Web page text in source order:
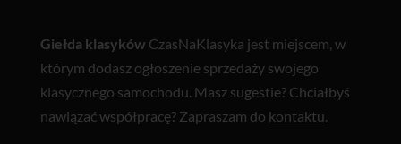
Giełda klasyków CzasNaKlasyka jest miejscem, w
którym dodasz ogłoszenie sprzedaży swojego
klasycznego samochodu. Masz sugestie? Chciałbyś
nawiązać współpracę? Zapraszam do kontaktu.